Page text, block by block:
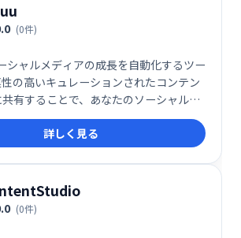
(0件)
シャルメディアの成長を自動化するツー
の高いキュレーションされたコンテン
有することで、あなたのソーシャルメ
ントのエンゲージメントを高め、フォロ
手伝いをします。 時間を節約し、効果
ルメディア戦略を実現しましょう。
詳しく見る
(0件)